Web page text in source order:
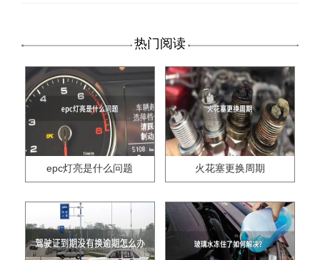
热门阅读
epc灯亮是什么问题 火花塞更换周期